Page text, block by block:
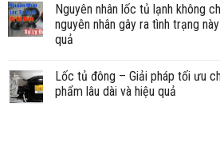
Nguyên nhân lốc tủ lạnh không
nguyên nhân gây ra tình trạng
quả
Lốc tủ đông – Giải pháp tối ưu
phẩm lâu dài và hiệu quả